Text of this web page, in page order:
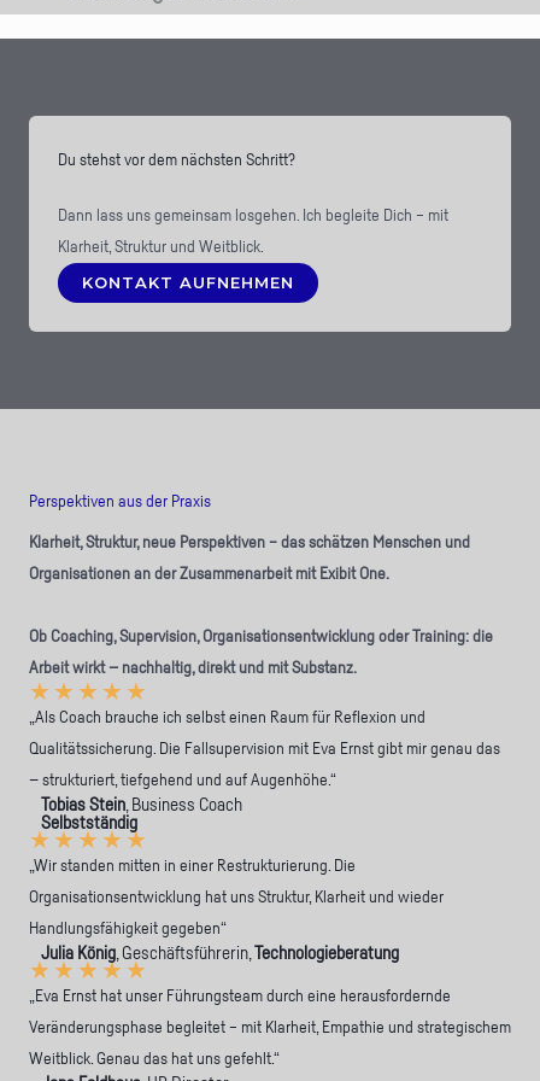
Du stehst vor dem nächsten Schritt?
Dann lass uns gemeinsam losgehen. Ich begleite Dich – mit
Klarheit, Struktur und Weitblick.
KONTAKT AUFNEHMEN
Perspektiven aus der Praxis
Klarheit, Struktur, neue Perspektiven – das schätzen Menschen und
Organisationen an der Zusammenarbeit mit Exibit One.
Ob Coaching, Supervision, Organisationsentwicklung oder Training: die
Arbeit wirkt — nachhaltig, direkt und mit Substanz.
★ ★ ★ ★ ★
„Als Coach brauche ich selbst einen Raum für Reflexion und
Qualitätssicherung. Die Fallsupervision mit Eva Ernst gibt mir genau das
— strukturiert, tiefgehend und auf Augenhöhe.“
Tobias Stein, Business Coach
Selbstständig
★ ★ ★ ★ ★
„Wir standen mitten in einer Restrukturierung. Die
Organisationsentwicklung hat uns Struktur, Klarheit und wieder
Handlungsfähigkeit gegeben“
Julia König, Geschäftsführerin, Technologieberatung
★ ★ ★ ★ ★
„Eva Ernst hat unser Führungsteam durch eine herausfordernde
Veränderungsphase begleitet – mit Klarheit, Empathie und strategischem
Weitblick. Genau das hat uns gefehlt.“